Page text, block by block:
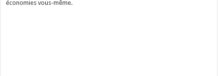
économies vous-même.